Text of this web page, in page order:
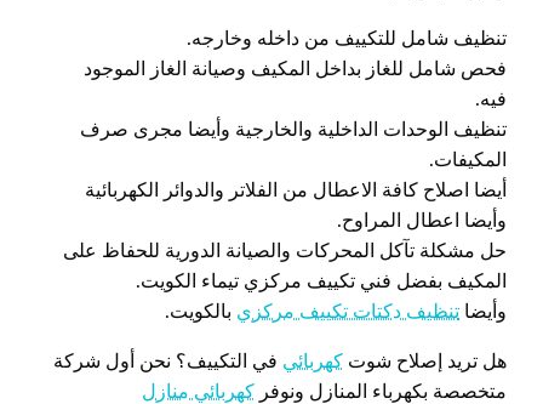
تنظيف شامل للتكييف من داخله وخارجه.
فحص شامل للغاز بداخل المكيف وصيانة الغاز الموجود
فيه.
تنظيف الوحدات الداخلية والخارجية وأيضا مجرى صرف
المكيفات.
أيضا اصلاح كافة الاعطال من الفلاتر والدوائر الكهربائية
وأيضا اعطال المراوح.
حل مشكلة تآكل المحركات والصيانة الدورية للحفاظ على
المكيف بفضل فني تكييف مركزي تيماء الكويت.
وأيضا تنظيف دكتات تكييف مركزي بالكويت.
هل تريد إصلاح شوت كهربائي في التكييف؟ نحن أول شركة
متخصصة بكهرباء المنازل ونوفر كهربائي منازل